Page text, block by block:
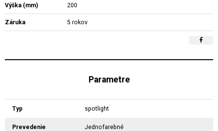
Výška (mm) 200
Záruka 5 rokov
Parametre
Typ spotlight
Prevedenie Jednofarebné